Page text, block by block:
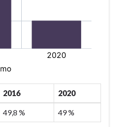
2016 2020
49,8 % 49 %